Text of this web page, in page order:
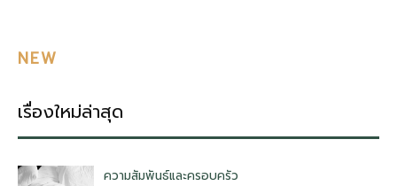
NEW
เรื่องใหม่ล่าสุด
ความสัมพันธ์และครอบครัว